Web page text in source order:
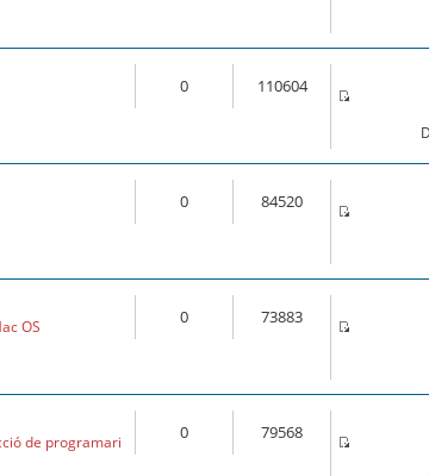
0 110604
0 84520
OS 0 73883
de programari 0 79568